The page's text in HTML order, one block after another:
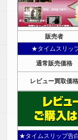
販売者
★タイムスリッ
通常販売価格
レビュー買取価格
★タイムスリップ